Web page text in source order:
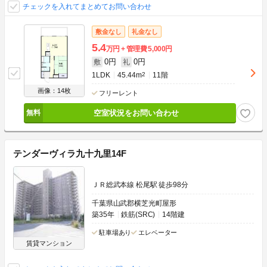
チェックを入れてまとめてお問い合わせ
画像：14枚
敷金なし 礼金なし
5.4万円 管理費5,000円
敷 0円 礼 0円
1LDK 45.44m2 11階
フリーレント
空室状況をお問い合わせ
テンダーヴィラ九十九里14F
賃貸マンション
ＪＲ総武本線 松尾駅 徒歩98分
千葉県山武郡横芝光町屋形
築35年
鉄筋(SRC) 14階建
駐車場あり エレベーター